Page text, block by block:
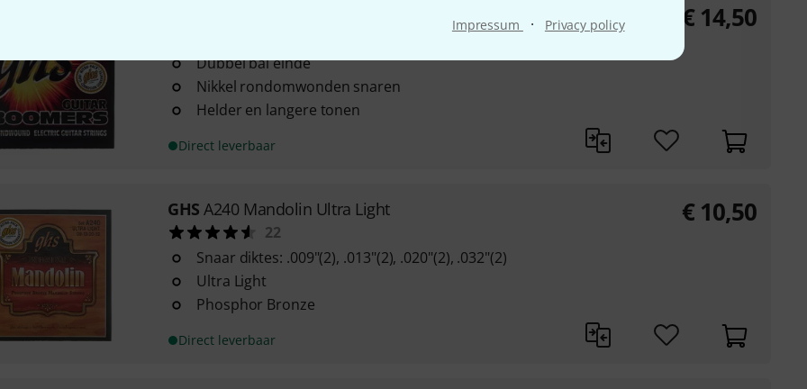
Impressum · Privacy policy
Dubbel bal einde
Nikkel rondomwonden snaren
Helder en langere tonen
Direct leverbaar
€ 14,50
GHS A240 Mandolin Ultra Light
22
Snaar diktes: .009"(2), .013"(2), .020"(2), .032"(2)
Ultra Light
Phosphor Bronze
Direct leverbaar
€ 10,50